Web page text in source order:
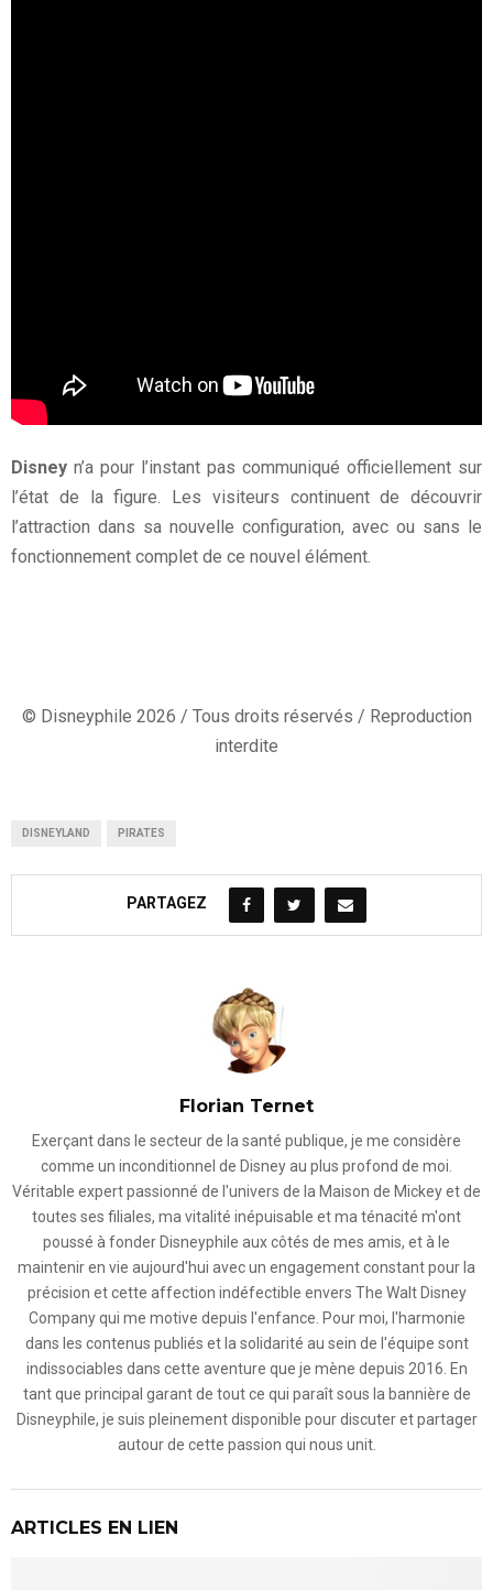
Disney n’a pour l’instant pas communiqué officiellement sur
l’état de la figure. Les visiteurs continuent de découvrir
l’attraction dans sa nouvelle configuration, avec ou sans le
fonctionnement complet de ce nouvel élément.
© Disneyphile 2026 / Tous droits réservés / Reproduction
interdite
DISNEYLAND PIRATES
PARTAGEZ
Florian Ternet
Exerçant dans le secteur de la santé publique, je me considère
comme un inconditionnel de Disney au plus profond de moi.
Véritable expert passionné de l'univers de la Maison de Mickey et de
toutes ses filiales, ma vitalité inépuisable et ma ténacité m'ont
poussé à fonder Disneyphile aux côtés de mes amis, et à le
maintenir en vie aujourd'hui avec un engagement constant pour la
précision et cette affection indéfectible envers The Walt Disney
Company qui me motive depuis l'enfance. Pour moi, l'harmonie
dans les contenus publiés et la solidarité au sein de l'équipe sont
indissociables dans cette aventure que je mène depuis 2016. En
tant que principal garant de tout ce qui paraît sous la bannière de
Disneyphile, je suis pleinement disponible pour discuter et partager
autour de cette passion qui nous unit.
ARTICLES EN LIEN